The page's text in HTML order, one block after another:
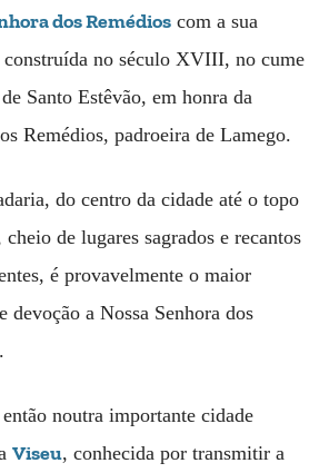
dos Remédios com a sua
construída no século XVIII, no cume
Santo Estêvão, em honra da
Remédios, padroeira de Lamego.
do centro da cidade até o topo
de lugares sagrados e recantos
é provavelmente o maior
devoção a Nossa Senhora dos
então noutra importante cidade
Viseu, conhecida por transmitir a